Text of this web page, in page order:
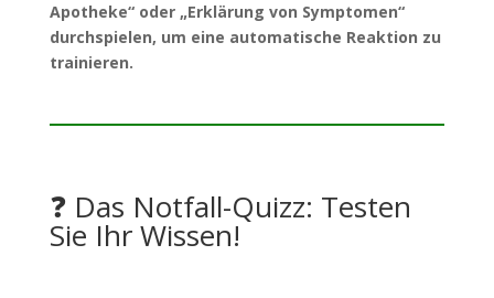
Apotheke“ oder „Erklärung von Symptomen“
durchspielen, um eine automatische Reaktion zu
trainieren.
❓ Das Notfall-Quizz: Testen
Sie Ihr Wissen!